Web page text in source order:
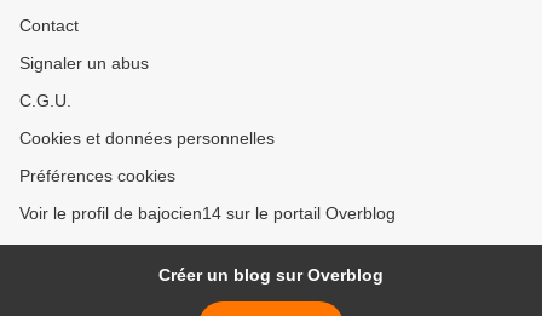
Contact
Signaler un abus
C.G.U.
Cookies et données personnelles
Préférences cookies
Voir le profil de bajocien14 sur le portail Overblog
Créer un blog sur Overblog